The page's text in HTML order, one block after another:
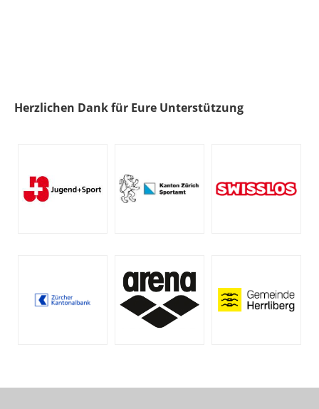
Herzlichen Dank für Eure Unterstützung